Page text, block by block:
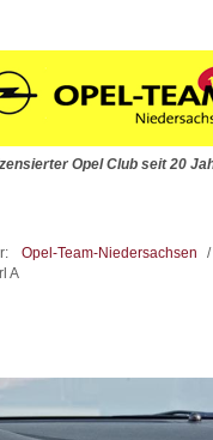
Opel Club seit 20
Opel-Team-Niedersachsen /
A